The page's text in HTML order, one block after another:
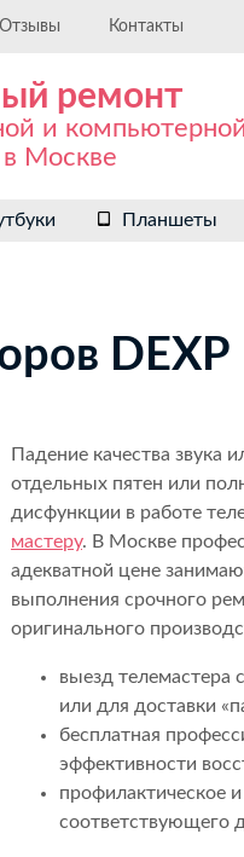
Отзывы Контакты
ремонт
и компьютерной
Москве
Планшеты
DEXP
Падение качества звука
отдельных пятен или
дисфункции в работе
мастеру. В Москве
адекватной цене
выполнения срочного
оригинального
выезд телемастера
или для доставки
бесплатная
эффективности
профилактическое
соответствующего